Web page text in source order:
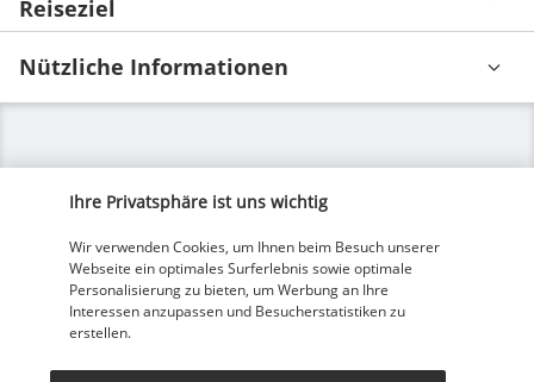
Reiseziel
Nützliche Informationen
Unsere Experten stehen Ihnen zur Seite
043 508 19 00
Montag bis Freitag von 12 bis 20 Uhr, Samstags und Sonntags
Ihre Privatsphäre ist uns wichtig
Wir verwenden Cookies, um Ihnen beim Besuch unserer
Webseite ein optimales Surferlebnis sowie optimale
Personalisierung zu bieten, um Werbung an Ihre
Interessen anzupassen und Besucherstatistiken zu
erstellen.